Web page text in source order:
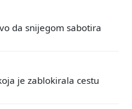
da snijegom sabotira
je zablokirala cestu